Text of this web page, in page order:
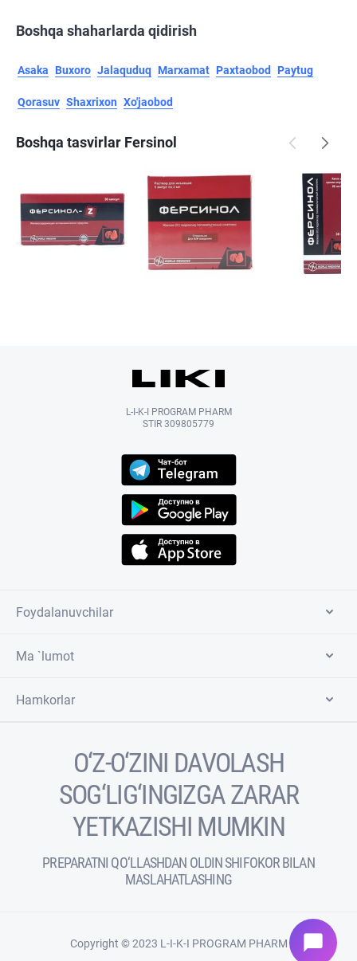
Boshqa shaharlarda qidirish
Asaka Buxoro Jalaquduq Marxamat Paxtaobod Paytug
Qorasuv Shaxrixon Xo'jaobod
Boshqa tasvirlar Fersinol
L-I-K-I PROGRAM PHARM
STIR 309805779
Foydalanuvchilar
Ma `lumot
Hamkorlar
O‘Z-O‘ZINI DAVOLASH
SOG‘LIG‘INGIZGA ZARAR
YETKAZISHI MUMKIN
PREPARATNI QO‘LLASHDAN OLDIN SHIFOKOR BILAN
MASLAHATLASHING
Copyright © 2023 L-I-K-I PROGRAM PHARM chat_bubble